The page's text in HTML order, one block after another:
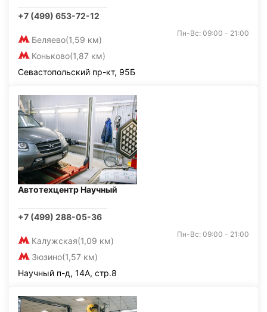
+7 (499) 653-72-12
Беляево(1,59 км)
Коньково(1,87 км)
Пн-Вс: 09:00 - 21:00
Севастопольский пр-кт, 95Б
Автотехцентр Научный
+7 (499) 288-05-36
Калужская(1,09 км)
Зюзино(1,57 км)
Пн-Вс: 09:00 - 21:00
Научный п-д, 14А, стр.8